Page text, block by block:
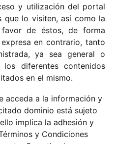
y utilización del portal
que lo visiten, así como la
de éstos, de forma
en contrario, tanto
ya sea general o
diferentes contenidos
en el mismo.
acceda a la información y
dominio está sujeto
implica la adhesión y
y Condiciones